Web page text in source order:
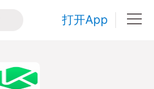
打开App